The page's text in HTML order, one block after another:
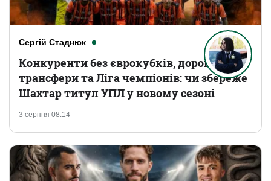
Сергій Стаднюк
3 серпня 08:14
Конкуренти без єврокубків, дорогі
трансфери та Ліга чемпіонів: чи збереже
Шахтар титул УПЛ у новому сезоні